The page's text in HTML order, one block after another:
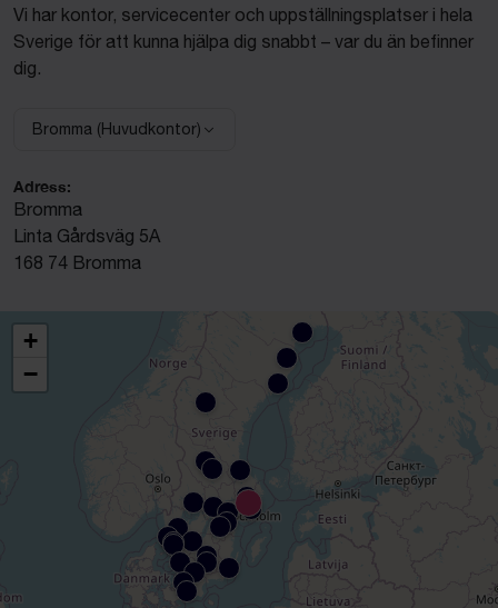
Vi har kontor, servicecenter och uppställningsplatser i hela
Sverige för att kunna hjälpa dig snabbt – var du än befinner
dig.
Välj anläggning:
Bromma (Huvudkontor)
Adress:
Bromma
Linta Gårdsväg 5A
168 74 Bromma
+
−